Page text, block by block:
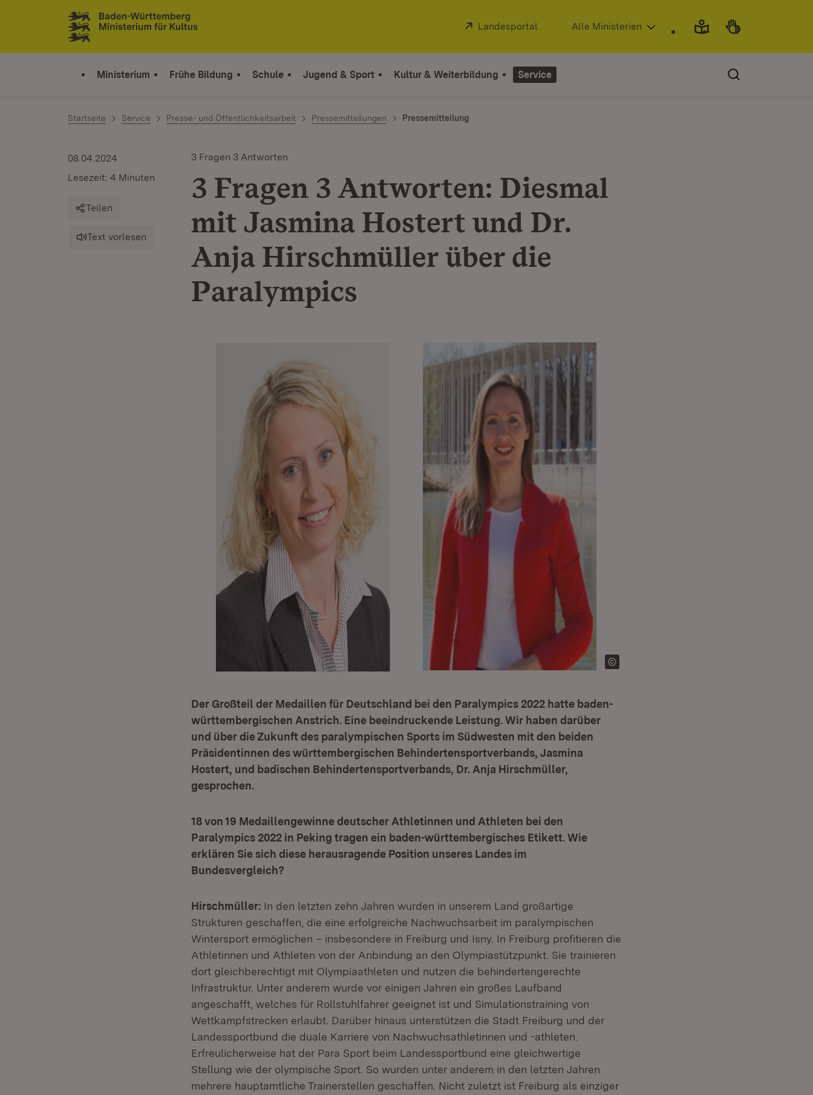
Zum Inhalt springen
Link zur Startseite
Extern:
Landesportal (Öffnet in neuem Fenster)
Alle Ministerien
Ministerium Frühe Bildung Schule Jugend & Sport Kultur & Weiterbildung Service
Startseite Service Presse- und Öffentlichkeitsarbeit Pressemitteilungen Pressemitteilung
3 Fragen 3 Antworten
3 Fragen 3 Antworten: Diesmal
mit Jasmina Hostert und Dr.
Anja Hirschmüller über die
Paralympics
08.04.2024
Lesezeit: 4 Minuten
Teilen
Text vorlesen
Der Großteil der Medaillen für Deutschland bei den Paralympics 2022 hatte baden-
württembergischen Anstrich. Eine beeindruckende Leistung. Wir haben darüber
und über die Zukunft des paralympischen Sports im Südwesten mit den beiden
Präsidentinnen des württembergischen Behindertensportverbands, Jasmina
Hostert, und badischen Behindertensportverbands, Dr. Anja Hirschmüller,
gesprochen.
18 von 19 Medaillengewinne deutscher Athletinnen und Athleten bei den
Paralympics 2022 in Peking tragen ein baden-württembergisches Etikett. Wie
erklären Sie sich diese herausragende Position unseres Landes im
Bundesvergleich?
Hirschmüller: In den letzten zehn Jahren wurden in unserem Land großartige
Strukturen geschaffen, die eine erfolgreiche Nachwuchsarbeit im paralympischen
Wintersport ermöglichen – insbesondere in Freiburg und Isny. In Freiburg profitieren die
Athletinnen und Athleten von der Anbindung an den Olympiastützpunkt. Sie trainieren
dort gleichberechtigt mit Olympiaathleten und nutzen die behindertengerechte
Infrastruktur. Unter anderem wurde vor einigen Jahren ein großes Laufband
angeschafft, welches für Rollstuhlfahrer geeignet ist und Simulationstraining von
Wettkampfstrecken erlaubt. Darüber hinaus unterstützen die Stadt Freiburg und der
Landessportbund die duale Karriere von Nachwuchsathletinnen und -athleten.
Erfreulicherweise hat der Para Sport beim Landessportbund eine gleichwertige
Stellung wie der olympische Sport. So wurden unter anderem in den letzten Jahren
mehrere hauptamtliche Trainerstellen geschaffen. Nicht zuletzt ist Freiburg als einziger